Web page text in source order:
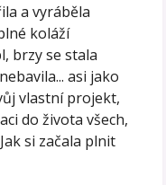
a vyráběla
koláží
brzy se stala
asi jako
vlastní projekt,
do života všech,
si začala plnit